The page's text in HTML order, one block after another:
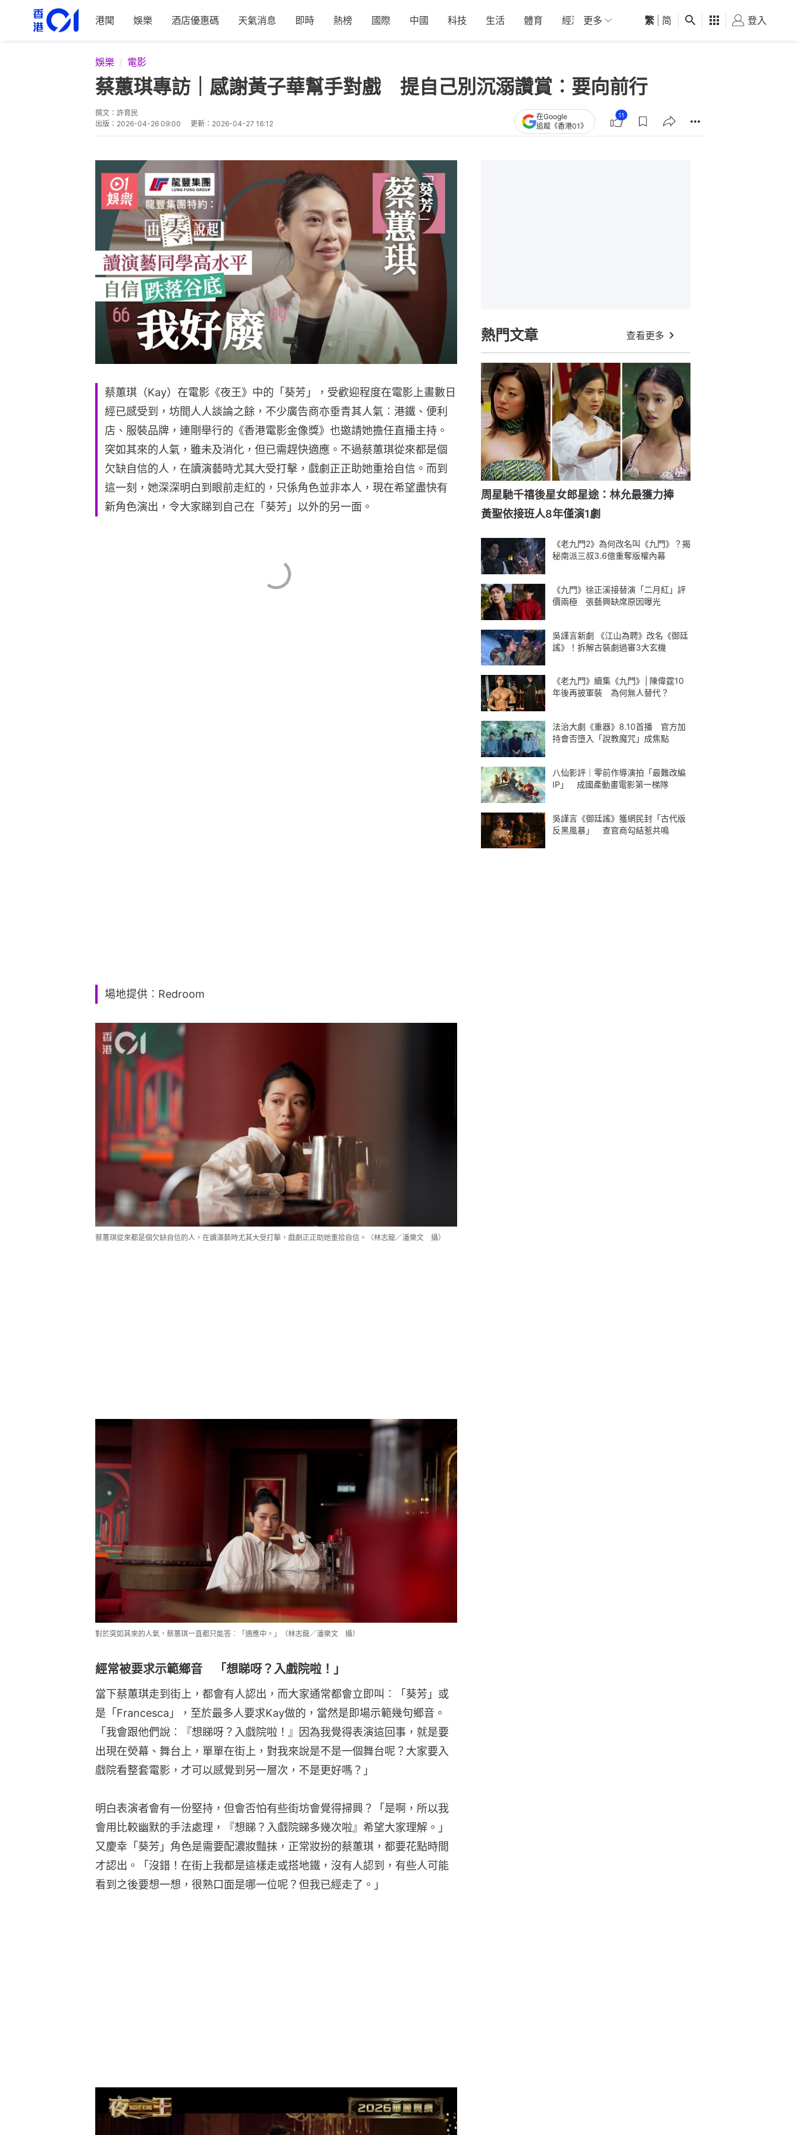
港聞 娛樂 酒店優惠碼 天氣消息 即時 熱榜 國際 中國 科技 生活 體育 經濟 01深圳 觀點 健康 好食玩飛
更多 繁 简 登入
娛樂 電影
蔡蕙琪專訪｜感謝黃子華幫手對戲 提自己別沉溺讚賞︰要向前行
撰文： 許育民
出版： 2026-04-26 09:00 更新： 2026-04-27 16:12
在Google
追蹤《香港01》
11
蔡蕙琪（Kay）在電影《夜王》中的「葵芳」，受歡迎程度在電影上畫數日
經已感受到，坊間人人談論之餘，不少廣告商亦垂青其人氣︰港鐵、便利
店、服裝品牌，連剛舉行的《香港電影金像獎》也邀請她擔任直播主持。
突如其來的人氣，雖未及消化，但已需趕快適應。不過蔡蕙琪從來都是個
欠缺自信的人，在讀演藝時尤其大受打擊，戲劇正正助她重拾自信。而到
這一刻，她深深明白到眼前走紅的，只係角色並非本人，現在希望盡快有
新角色演出，令大家睇到自己在「葵芳」以外的另一面。
場地提供︰Redroom
蔡蕙琪從來都是個欠缺自信的人，在讀演藝時尤其大受打擊，戲劇正正助她重拾自信。（林志龍／潘樂文 攝）
對於突如其來的人氣，蔡蕙琪一直都只能答︰「適應中。」（林志龍／潘樂文 攝）
經常被要求示範鄉音 「想睇呀？入戲院啦！」
當下蔡蕙琪走到街上，都會有人認出，而大家通常都會立即叫︰「葵芳」或
是「Francesca」，至於最多人要求Kay做的，當然是即場示範幾句鄉音。
「我會跟他們說︰『想睇呀？入戲院啦！』因為我覺得表演這回事，就是要
出現在熒幕、舞台上，單單在街上，對我來說是不是一個舞台呢？大家要入
戲院看整套電影，才可以感覺到另一層次，不是更好嗎？」
明白表演者會有一份堅持，但會否怕有些街坊會覺得掃興？「是啊，所以我
會用比較幽默的手法處理，『想睇？入戲院睇多幾次啦』希望大家理解。」
又慶幸「葵芳」角色是需要配濃妝豔抹，正常妝扮的蔡蕙琪，都要花點時間
才認出。「沒錯！在街上我都是這樣走或搭地鐵，沒有人認到，有些人可能
看到之後要想一想，很熟口面是哪一位呢？但我已經走了。」
熱門文章 查看更多
周星馳千禧後星女郎星途：林允最獲力捧
黃聖依接班人8年僅演1劇
《老九門2》為何改名叫《九門》？揭
秘南派三叔3.6億重奪版權內幕
《九門》徐正溪接替演「二月紅」評
價兩極 張藝興缺席原因曝光
吳謹言新劇 《江山為聘》改名《御廷
謠》！拆解古裝劇過審3大玄機
《老九門》續集《九門》│陳偉霆10
年後再披軍裝 為何無人替代？
法治大劇《重器》8.10首播 官方加
持會否墮入「說教魔咒」成焦點
八仙影評｜零前作導演拍「最難改編
IP」 成國產動畫電影第一梯隊
吳謹言《御廷謠》獲網民封「古代版
反黑風暴」 查官商勾結惹共鳴